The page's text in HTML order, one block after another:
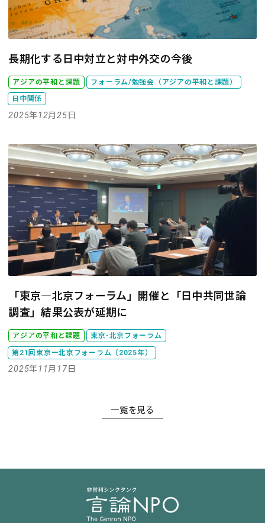
長期化する日中対立と対中外交の今後
アジアの平和と課題 フォーラム/勉強会（アジアの平和と課題）
日中関係
2025年12月25日
「東京―北京フォーラム」開催と「日中共同世論
調査」結果公表が延期に
アジアの平和と課題 東京-北京フォーラム
第21回東京ー北京フォーラム（2025年）
2025年11月17日
一覧を見る